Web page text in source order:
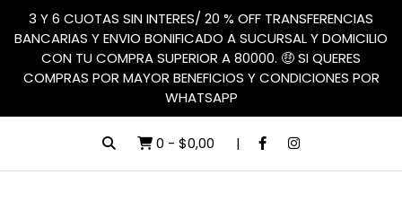
3 Y 6 CUOTAS SIN INTERES/ 20 % OFF TRANSFERENCIAS
BANCARIAS Y ENVIO BONIFICADO A SUCURSAL Y DOMICILIO
CON TU COMPRA SUPERIOR A 80000. 🤑 SI QUERES
COMPRAS POR MAYOR BENEFICIOS Y CONDICIONES POR
WHATSAPP
0 - $0,00